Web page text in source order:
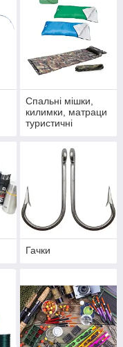
Спальні мішки,
килимки, матраци
туристичні
Гачки